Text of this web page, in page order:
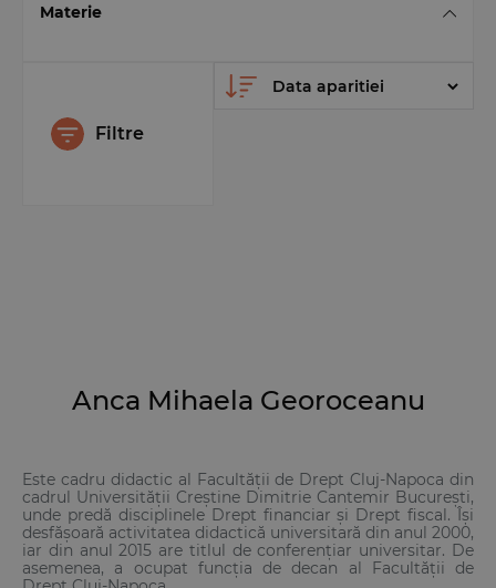
Materie
Filtre
Anca Mihaela Georoceanu
Este cadru didactic al Facultății de Drept Cluj‑Napoca din
cadrul Universității Creștine Dimitrie Cantemir București,
unde predă disciplinele Drept financiar și Drept fiscal. Își
desfășoară activitatea didactică universitară din anul 2000,
iar din anul 2015 are titlul de conferențiar universitar. De
asemenea, a ocupat funcția de decan al Facultății de